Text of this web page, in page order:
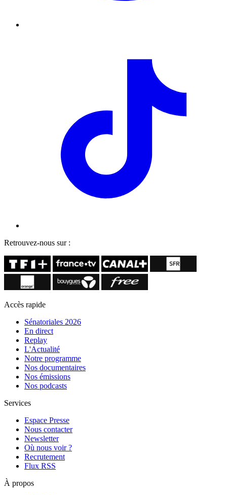
Retrouvez-nous sur :
Accès rapide
Sénatoriales 2026
En direct
Replay
L'Actualité
Notre programme
Nos documentaires
Nos émissions
Nos podcasts
Services
Espace Presse
Nous contacter
Newsletter
Où nous voir ?
Recrutement
Flux RSS
À propos